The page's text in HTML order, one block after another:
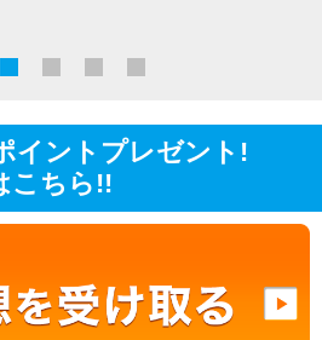
イントプレゼント!
こちら!!